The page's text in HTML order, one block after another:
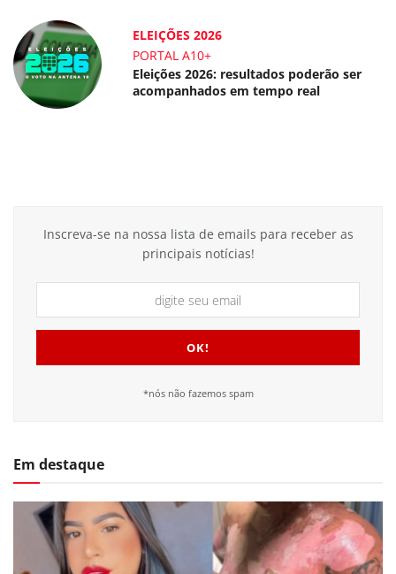
ELEIÇÕES 2026
PORTAL A10+
Eleições 2026: resultados poderão ser
acompanhados em tempo real
Inscreva-se na nossa lista de emails para receber as
principais notícias!
*nós não fazemos spam
Em destaque